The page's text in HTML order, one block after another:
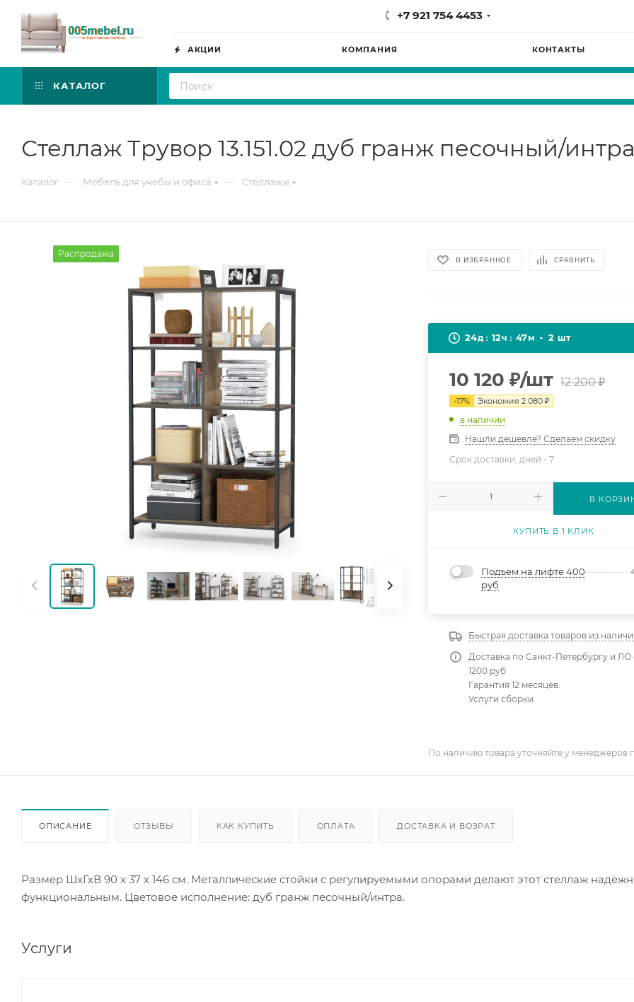
+7 921 754 4453
АКЦИИ КОМПАНИЯ КОНТАКТЫ
КАТАЛОГ
Стеллаж Трувор 13.151.02 дуб гранж песочный/интра
Каталог — Мебель для учебы и офиса — Стеллажи
Распродажа
В ИЗБРАННОЕ СРАВНИТЬ
24д 12ч 47м 2 шт
10 120 ₽/шт 12 200₽
-17% Экономия2 080 ₽
в наличии
Нашли дешевле? Сделаем скидку
Срок доставки, дней -7
В
КУПИТЬ В 1 КЛИК
Подъем на лифте 400
руб
Быстрая доставка товаров из
Доставка по Санкт-Петербургу и ЛО
1200 руб
Гарантия 12 месяцев.
Услуги сборки
По наличию товара уточняйте у менеджеров
ОПИСАНИЕ ОТЗЫВЫ КАК КУПИТЬ ОПЛАТА ДОСТАВКА И ВОЗРАТ
Размер ШхГхВ 90 х 37 х 146 см. Металлические стойки с регулируемыми опорами делают этот стеллаж
функциональным. Цветовое исполнение: дуб гранж песочный/интра.
Услуги